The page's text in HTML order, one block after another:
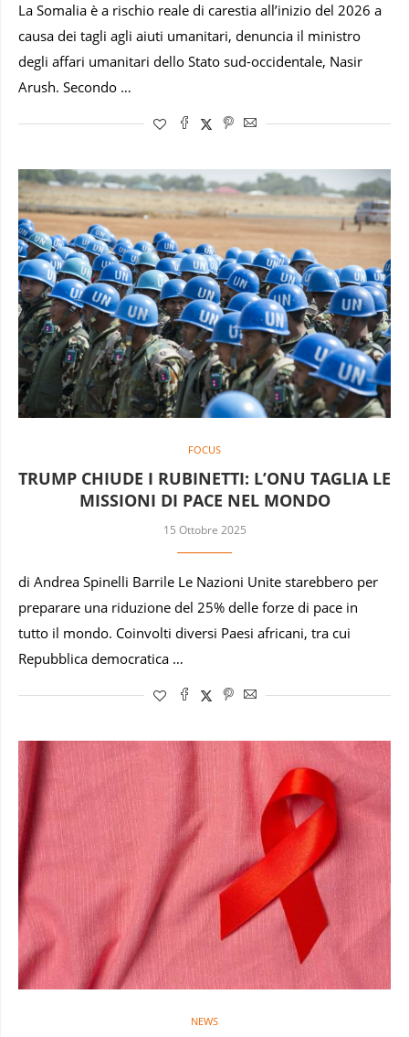
La Somalia è a rischio reale di carestia all’inizio del 2026 a
causa dei tagli agli aiuti umanitari, denuncia il ministro
degli affari umanitari dello Stato sud-occidentale, Nasir
Arush. Secondo …
FOCUS
TRUMP CHIUDE I RUBINETTI: L’ONU TAGLIA LE
MISSIONI DI PACE NEL MONDO
15 Ottobre 2025
di Andrea Spinelli Barrile Le Nazioni Unite starebbero per
preparare una riduzione del 25% delle forze di pace in
tutto il mondo. Coinvolti diversi Paesi africani, tra cui
Repubblica democratica …
NEWS